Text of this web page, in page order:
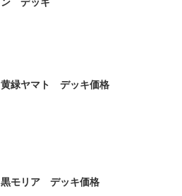
ン デッキ
黄緑ヤマト デッキ価格
黒モリア デッキ価格